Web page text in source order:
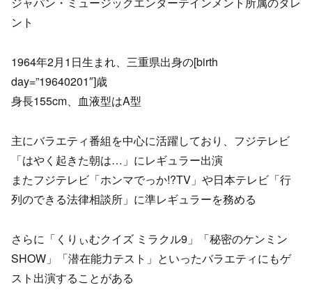
ント
1964年2月1日生まれ、三重県出身の[birth
day=”19640201″]歳
身長155cm、血液型はA型
主にバラエティ番組を中心に活躍しており、フジテレビ
「はやく起きた朝は…」にレギュラー出演
またフジテレビ「ホンマでっか!?TV」や日本テレビ「行
列のできる法律相談所」に準レギュラーを務める
さらに「くりぃむクイズ ミラクル9」「秘密のケンミン
SHOW」「潜在能力テスト」といったバラエティにもゲ
スト出演することがある